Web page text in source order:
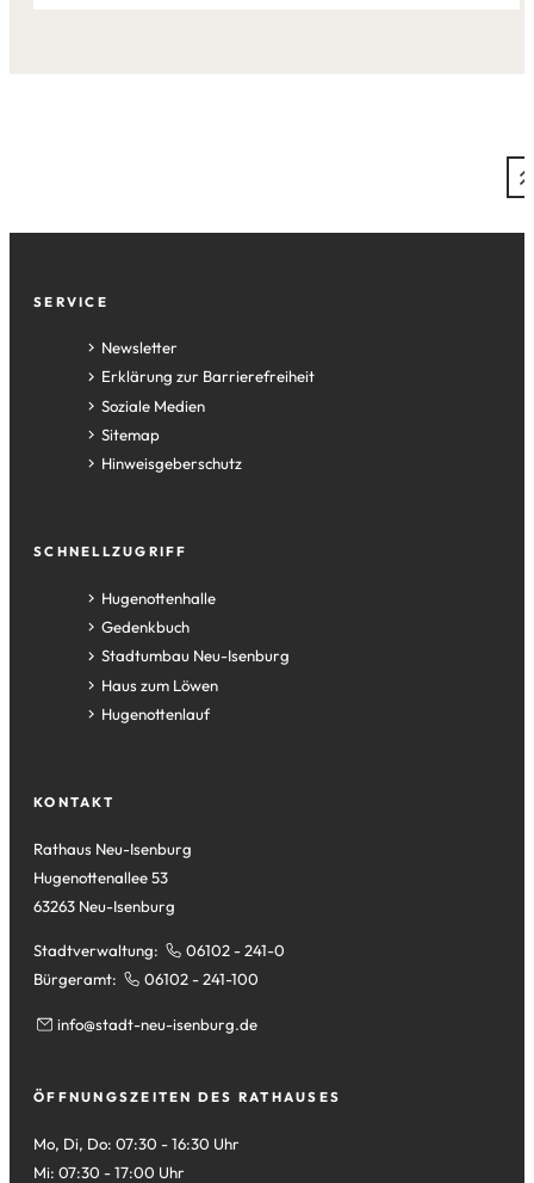
Fußzeile
SERVICE
Newsletter
Erklärung zur Barrierefreiheit
Soziale Medien
Sitemap
Hinweisgeberschutz
SCHNELLZUGRIFF
Hugenottenhalle
(Öffnet
in
einem
neuen
Tab)
Gedenkbuch
(Öffnet
in
einem
neuen
Stadtumbau Neu-Isenburg
(Öffnet
in
einem
Haus zum Löwen
(Öffnet
in
Tab)
Hugenottenlauf
(Öffnet
neuen
KONTAKT
Rathaus Neu-Isenburg
Hugenottenallee 53
63263 Neu-Isenburg
Stadtverwaltung:
06102 - 241-0
Bürgeramt:
06102 - 241-100
info stadt-neu-isenburg de
ÖFFNUNGSZEITEN DES RATHAUSES
Mo, Di, Do: 07:30 - 16:30 Uhr
Mi: 07:30 - 17:00 Uhr